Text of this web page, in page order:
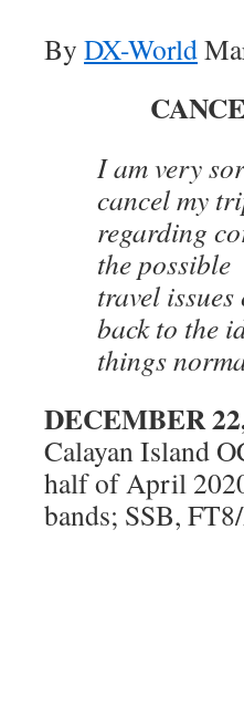
By DX-World
I am very
cancel my
regarding
the possible
travel
back to the
things
DECEMBER
Calayan Island
half of April
bands; SSB,